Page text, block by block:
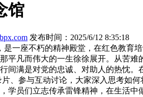
馆
发布时间：2025/6/12 8:35:18
一座不朽的精神殿堂，在红色教育培
平凡而伟大的一生徐徐展开。从苦
间满是对党的忠诚、对助人的热忱。
、参与互动讨论，大家深入思考如何
学员们立志传承雷锋精神，在生活